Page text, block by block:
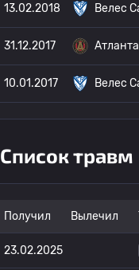
13.02.2018 Велес
31.12.2017
10.01.2017 Велес
Список травм
Получил Вылечил
23.02.2025